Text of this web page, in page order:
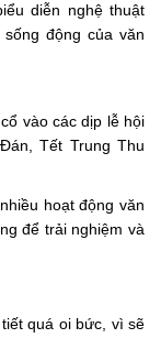
diễn nghệ thuật
động của văn
vào các dịp lễ hội
Tết Trung Thu
hoạt động văn
để trải nghiệm và
quá oi bức, vì sẽ